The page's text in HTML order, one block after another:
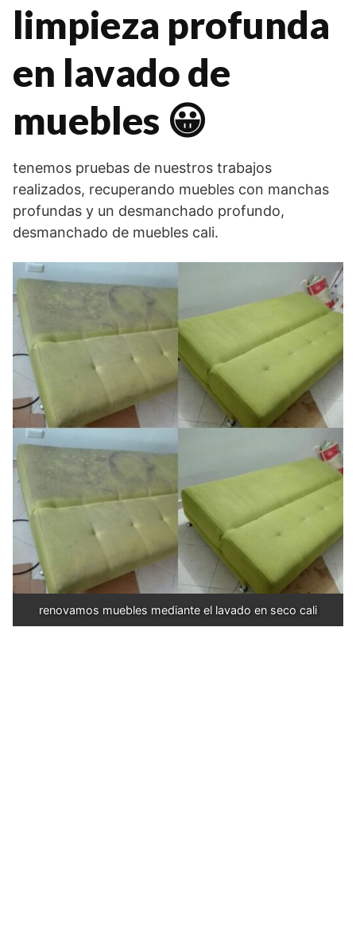
limpieza profunda
en lavado de
muebles 😀
tenemos pruebas de nuestros trabajos
realizados, recuperando muebles con manchas
profundas y un desmanchado profundo,
desmanchado de muebles cali.
renovamos muebles mediante el lavado en seco cali